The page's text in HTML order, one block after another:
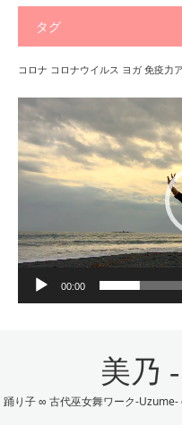
タグ
コロナ コロナウイルス ヨガ 免疫力
動
プ
レ
ー
ヤ
ー
00:00
美乃
踊り子 ∞ 古代巫女舞ワーク-